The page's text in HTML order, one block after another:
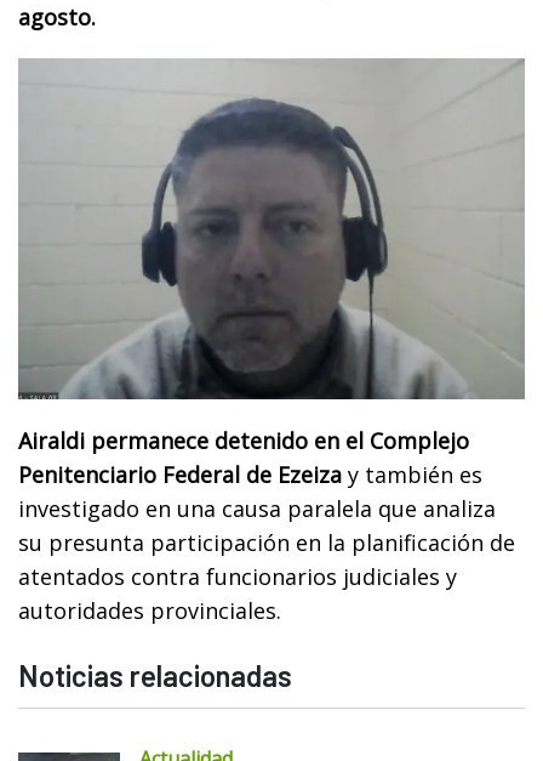
agosto.
Airaldi permanece detenido en el Complejo
Penitenciario Federal de Ezeiza y también es
investigado en una causa paralela que analiza
su presunta participación en la planificación de
atentados contra funcionarios judiciales y
autoridades provinciales.
Noticias relacionadas